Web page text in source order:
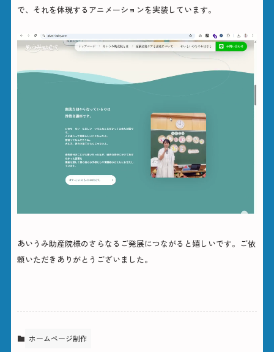
で、それを体現するアニメーションを実装しています。
あいうみ助産院様のさらなるご発展につながると嬉しいです。ご依
頼いただきありがとうございました。
ホームページ制作